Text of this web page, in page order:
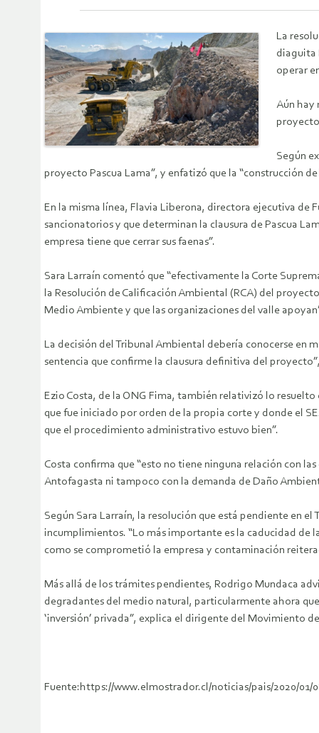
La
diaguita
operar
Aún hay
Según
proyecto Pascua Lama”, y enfatizó que la “construcción
En la misma línea, Flavia Liberona, directora ejecutiva de
sancionatorios y que determinan la clausura de Pascua
empresa tiene que cerrar sus faenas”.
Sara Larraín comentó que “efectivamente la Corte
la Resolución de Calificación Ambiental (RCA) del
Medio Ambiente y que las organizaciones del valle
La decisión del Tribunal Ambiental debería conocerse en
sentencia que confirme la clausura definitiva del
Ezio Costa, de la ONG Fima, también relativizó lo
que fue iniciado por orden de la propia corte y donde el
que el procedimiento administrativo estuvo bien”.
Costa confirma que “esto no tiene ninguna relación con
Antofagasta ni tampoco con la demanda de Daño
Según Sara Larraín, la resolución que está pendiente en
incumplimientos. “Lo más importante es la caducidad de
como se comprometió la empresa y contaminación
Más allá de los trámites pendientes, Rodrigo Mundaca
degradantes del medio natural, particularmente ahora
‘inversión’ privada”, explica el dirigente del Movimiento
Fuente:https://www.elmostrador.cl/noticias/pais/2020/